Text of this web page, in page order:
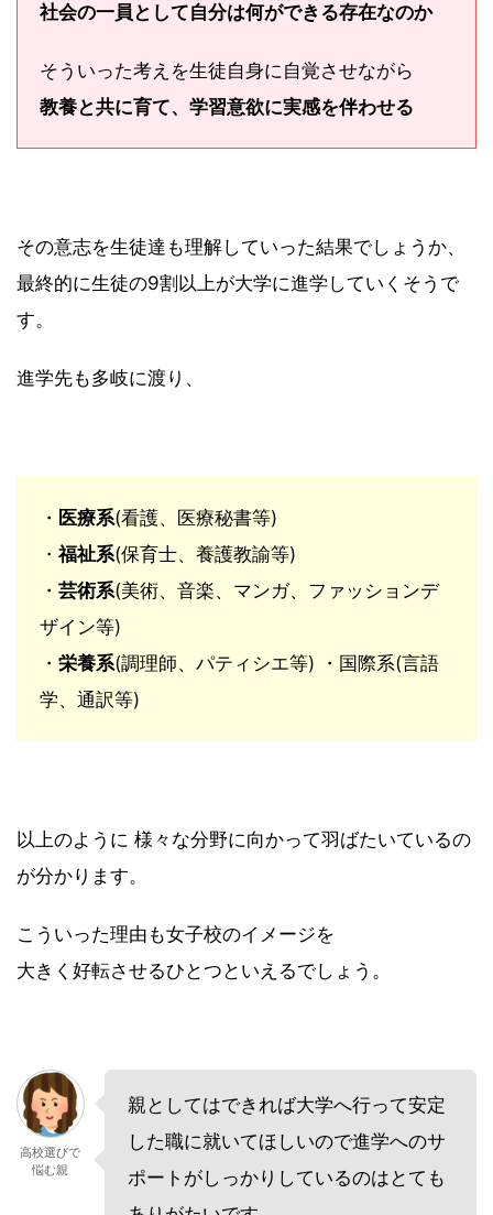
社会の一員として自分は何ができる存在なのか
そういった考えを生徒自身に自覚させながら
教養と共に育て、学習意欲に実感を伴わせる
その意志を生徒達も理解していった結果でしょうか、
最終的に生徒の9割以上が大学に進学していくそうで
す。
進学先も多岐に渡り、
・ 医療系(看護、医療秘書等)
・福祉系(保育士、養護教諭等)
・ 芸術系(美術、音楽、マンガ、ファッションデ
ザイン等)
・ 栄養系(調理師、パティシエ等) ・国際系(言語
学、通訳等)
以上のように 様々な分野に向かって羽ばたいているの
が分かります。
こういった理由も女子校のイメージを
大きく好転させるひとつといえるでしょう。
高校選びで
悩む親
親としてはできれば大学へ行って安定
した職に就いてほしいので進学へのサ
ポートがしっかりしているのはとても